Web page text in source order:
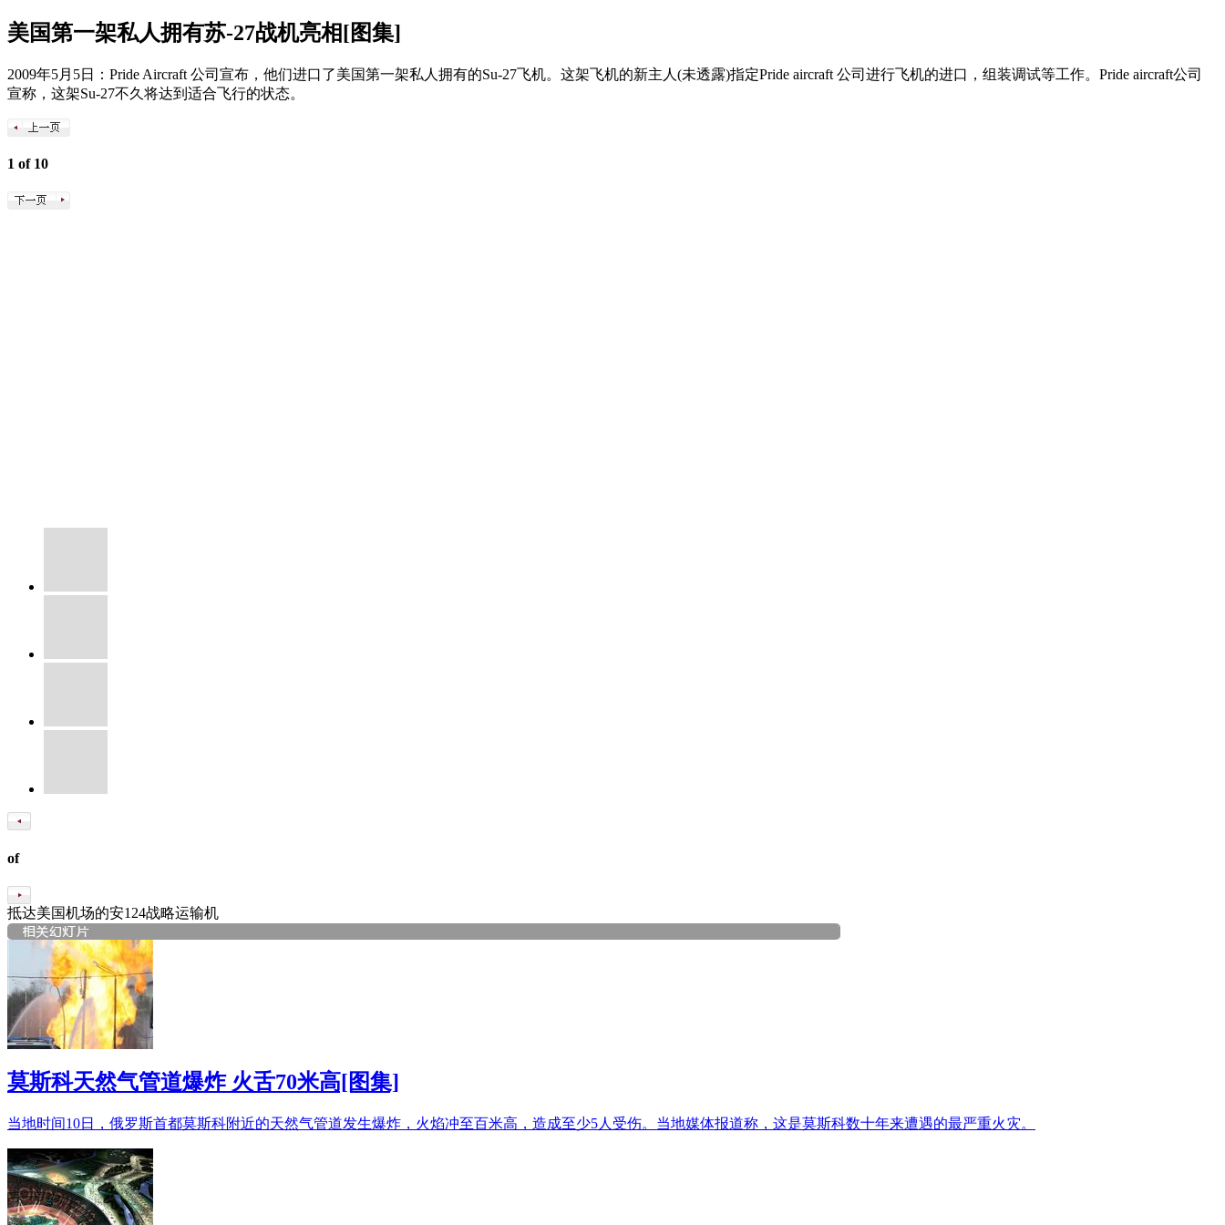
美国第一架私人拥有苏-27战机亮相[图集]
2009年5月5日：Pride Aircraft 公司宣布，他们进口了美国第一架私人拥有的Su-27飞机。这架飞机的新主人(未透露)指定Pride aircraft 公司进行飞机的进口，组装调试等工作。Pride aircraft公司
宣称，这架Su-27不久将达到适合飞行的状态。
1 of 10
of
抵达美国机场的安124战略运输机
莫斯科天然气管道爆炸 火舌70米高[图集]
当地时间10日，俄罗斯首都莫斯科附近的天然气管道发生爆炸，火焰冲至百米高，造成至少5人受伤。当地媒体报道称，这是莫斯科数十年来遭遇的最严重火灾。